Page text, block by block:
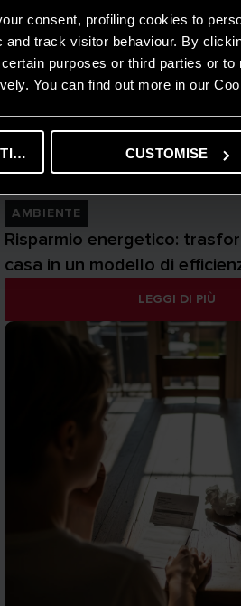
consent, profiling cookies to
and track visitor behaviour. By
purposes or third parties or
You can find out more in our
CUSTOMISE
AMBIENTE
Risparmio energetico:
casa in un modello di
LEGGI DI PIÙ